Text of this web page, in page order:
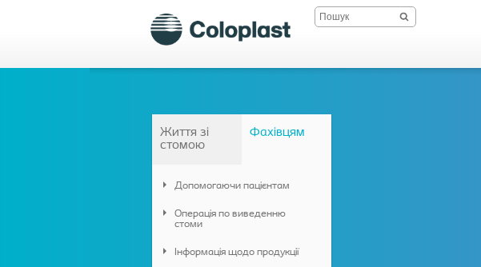
Життя зі
стомою
Фахівцям
Допомогаючи пацієнтам
Операція по виведенню
стоми
Інформація щодо продукції